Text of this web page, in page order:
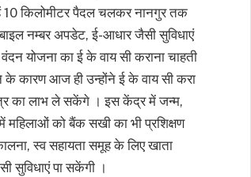
10 किलोमीटर पैदल चलकर नानगुर तक
नम्बर अपडेट, ई-आधार जैसी सुविधाएं
योजना का ई के वाय सी कराना चाहती
के कारण आज ही उन्होंने ई के वाय सी करा
का लाभ ले सकेंगे । इस केंद्र में जन्म,
को बैंक सखी का भी प्रशिक्षण
स्व सहायता समूह के लिए खाता
सुविधाएं पा सकेंगी ।